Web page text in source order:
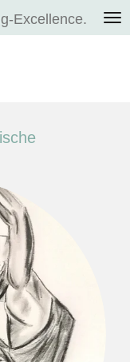
Excellence.